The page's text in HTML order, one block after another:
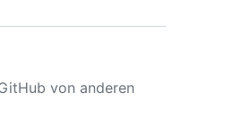
von anderen